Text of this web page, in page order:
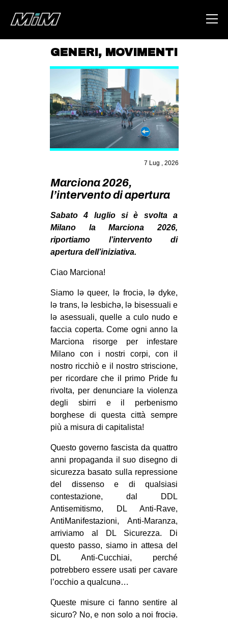
ABOUT
AREA
DEGENERAZIONE
GAZA FREESTYLE
CSOA LAMBRETTA
MSM
STUDENTI TSUNAMI
ZAM
MOBILITAZIONI
SPAZI
MOVIMENTI
AMBIENTE
ANTIFASCISMO
DIRITTO ALL’ABITARE
GENERI
MIGRAZIONI
PRECARIATO
REPRESSIONE
STUDENTI
ARTE
CINEMA
MANIFESTI
MUSICA
RECENSIONI
INTERNAZIONALE
GENERI , MOVIMENTI
7 Lug , 2026
Marciona 2026,
l’intervento di apertura
Sabato 4 luglio si è svolta a
Milano la Marciona 2026,
riportiamo l’intervento di
apertura dell’iniziativa.
Ciao Marciona!
Siamo lə queer, lə frociə, lə dyke,
lə trans, lə lesbichə, lə bisessuali e
lə asessuali, quelle a culo nudo e
faccia coperta. Come ogni anno la
Marciona risorge per infestare
Milano con i nostri corpi, con il
nostro ricchiò e il nostro striscione,
per ricordare che il primo Pride fu
rivolta, per denunciare la violenza
degli sbirri e il perbenismo
borghese di questa città sempre
più a misura di capitalista!
Questo governo fascista da quattro
anni propaganda il suo disegno di
sicurezza basato sulla repressione
del dissenso e di qualsiasi
contestazione, dal DDL
Antisemitismo, DL Anti-Rave,
AntiManifestazioni, Anti-Maranza,
arriviamo al DL Sicurezza. Di
questo passo, siamo in attesa del
DL Anti-Cucchiai, perché
potrebbero essere usati per cavare
l’occhio a qualcunə…
Queste misure ci fanno sentire al
sicuro? No, e non solo a noi frociə.